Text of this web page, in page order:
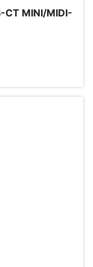
CT MINI/MIDI-